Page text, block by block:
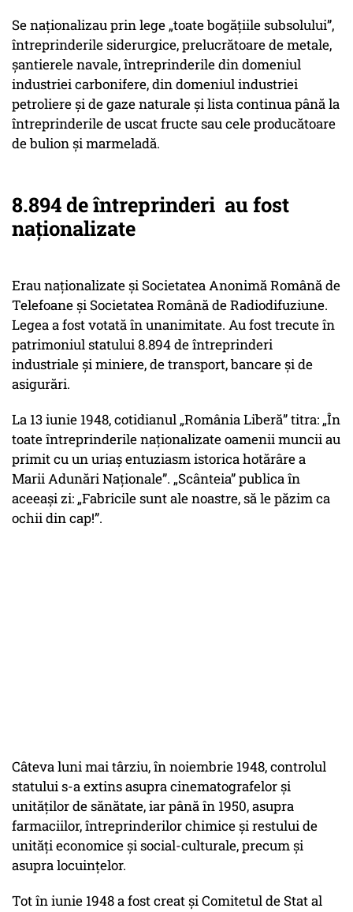
Se naţionalizau prin lege „toate bogăţiile subsolului”,
întreprinderile siderurgice, prelucrătoare de metale,
şantierele navale, întreprinderile din domeniul
industriei carbonifere, din domeniul industriei
petroliere şi de gaze naturale şi lista continua până la
întreprinderile de uscat fructe sau cele producătoare
de bulion şi marmeladă.
8.894 de întreprinderi au fost
naționalizate
Erau naţionalizate şi Societatea Anonimă Română de
Telefoane şi Societatea Română de Radiodifuziune.
Legea a fost votată în unanimitate. Au fost trecute în
patrimoniul statului 8.894 de întreprinderi
industriale şi miniere, de transport, bancare şi de
asigurări.
La 13 iunie 1948, cotidianul „România Liberă” titra: „În
toate întreprinderile naţionalizate oamenii muncii au
primit cu un uriaş entuziasm istorica hotărâre a
Marii Adunări Naţionale”. „Scânteia” publica în
aceeaşi zi: „Fabricile sunt ale noastre, să le păzim ca
ochii din cap!”.
Câteva luni mai târziu, în noiembrie 1948, controlul
statului s-a extins asupra cinematografelor şi
unităţilor de sănătate, iar până în 1950, asupra
farmaciilor, întreprinderilor chimice şi restului de
unităţi economice şi social-culturale, precum şi
asupra locuinţelor.
Tot în iunie 1948 a fost creat şi Comitetul de Stat al